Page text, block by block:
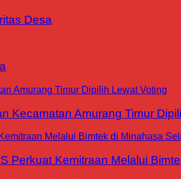
Desa
Kecamatan Amurang Timur
Perkuat Kemitraan Melalui